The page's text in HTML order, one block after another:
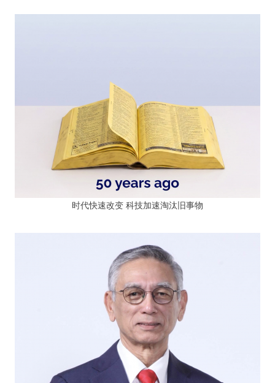
时代快速改变 科技加速淘汰旧事物